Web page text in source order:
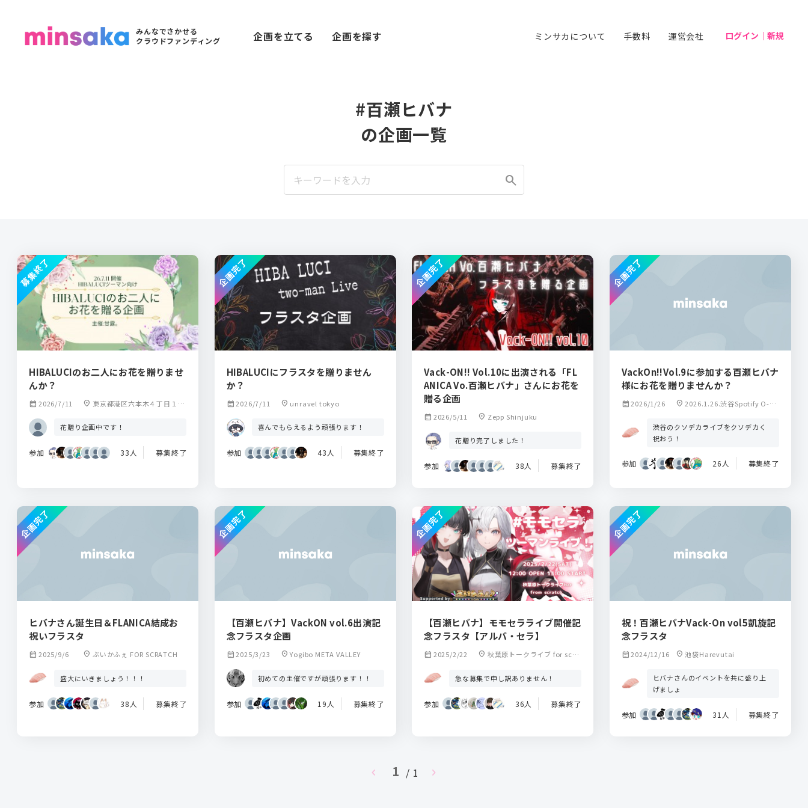
みんなでさかせる
クラウドファンディング
企画を立てる 企画を探す ミンサカについて 手数料 運営会社 ログイン｜新規
#百瀬ヒバナ
の企画一覧
search
HIBALUCIのお二人にお花を贈りませ
んか？
calendar_month 2026/7/11 location_on 東京都港区六本木４丁目１１
vel Tokyo
花贈り企画中です！
参加 33人 募集終了
募集終了
HIBALUCIにフラスタを贈りません
か？
calendar_month2026/7/11 location_on unravel tokyo
喜んでもらえるよう頑張ります！
参加 43人 募集終了
企画完了
Vack-ON!! Vol.10に出演される「FL
ANICA Vo.百瀬ヒバナ」さんにお花を
贈る企画
calendar_month 2026/5/11 location_on Zepp Shinjuku
花贈り完了しました！
参加 38人 募集終了
企画完了
VackOn!!Vol.9に参加する百瀬ヒバナ
様にお花を贈りませんか？
calendar_month2026/1/26 location_on 2026.1.26.渋谷Spotify O-EA
渋谷のクソデカライブをクソデカく
祝おう！
参加 26人 募集終了
企画完了
ヒバナさん誕生日＆FLANICA結成お
祝いフラスタ
calendar_month 2025/9/6 location_on ぶいかふぇ FOR SCRATCH
盛大にいきましょう！！！
参加 38人 募集終了
企画完了
【百瀬ヒバナ】VackON vol.6出演記
念フラスタ企画
calendar_month2025/3/23 location_onYogibo META VALLEY
初めての主催ですが頑張ります！！
参加 19人 募集終了
企画完了
【百瀬ヒバナ】モモセラライブ開催記
念フラスタ【アルバ・セラ】
calendar_month 2025/2/22 location_on 秋葉原トークライブ for scra
急な募集で申し訳ありません！
参加 36人 募集終了
企画完了
祝！百瀬ヒバナVack-On vol5凱旋記
念フラスタ
calendar_month2024/12/16 location_on 池袋Harevutai
ヒバナさんのイベントを共に盛り上
げましょ
参加 31人 募集終了
企画完了
chevron_left 1 / 1 chevron_right